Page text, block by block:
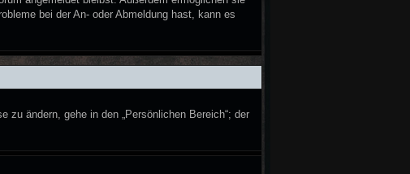
bei der An- oder Abmeldung hast, kann es
ändern, gehe in den „Persönlichen Bereich“; der